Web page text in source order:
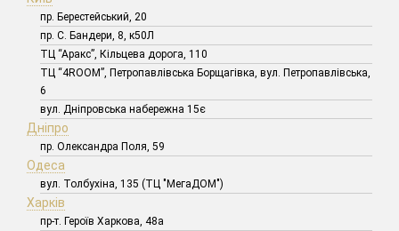
пр. Берестейський, 20
пр. С. Бандери, 8, к50Л
ТЦ “Аракс”, Кільцева дорога, 110
ТЦ “4ROOM”, Петропавлівська Борщагівка, вул. Петропавлівська,
6
вул. Дніпровська набережна 15є
Дніпро
пр. Олександра Поля, 59
Одеса
вул. Толбухіна, 135 (ТЦ "МегаДОМ")
Харків
пр-т. Героїв Харкова, 48а